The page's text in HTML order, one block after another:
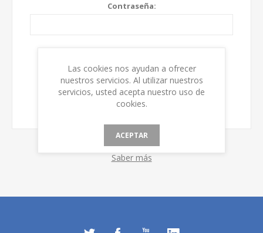
Contraseña:
Las cookies nos ayudan a ofrecer
nuestros servicios. Al utilizar nuestros
servicios, usted acepta nuestro uso de
cookies.
ACEPTAR
Saber más